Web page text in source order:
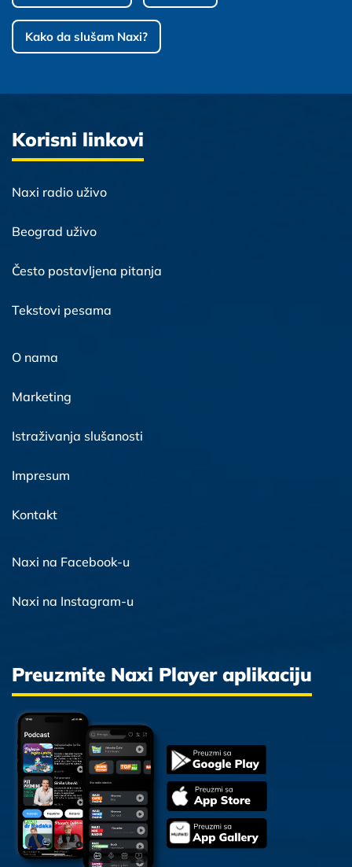
Kako da slušam Naxi?
Korisni linkovi
Naxi radio uživo
Beograd uživo
Često postavljena pitanja
Tekstovi pesama
O nama
Marketing
Istraživanja slušanosti
Impresum
Kontakt
Naxi na Facebook-u
Naxi na Instagram-u
Preuzmite Naxi Player aplikaciju